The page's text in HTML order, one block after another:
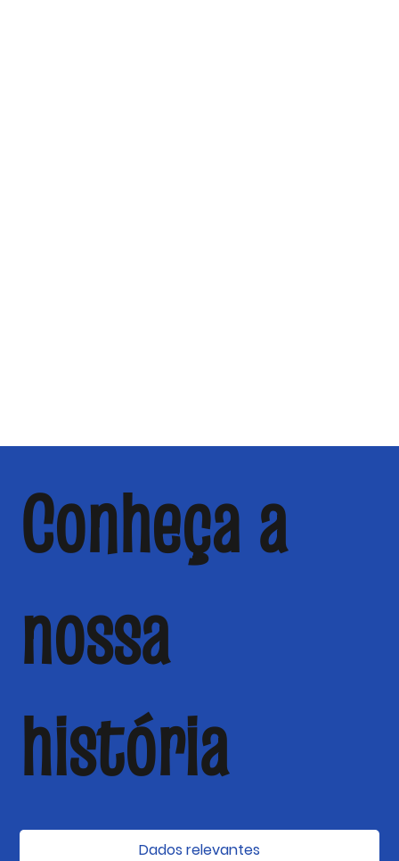
Conheça a
nossa
história
Dados relevantes